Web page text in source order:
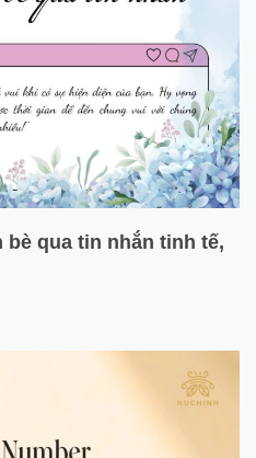
qua tin nhắn tinh tế,